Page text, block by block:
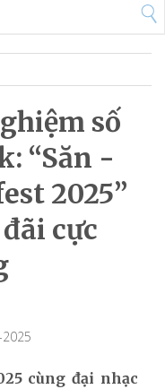
số
“Săn -
2025”
cực
cùng đại nhạc